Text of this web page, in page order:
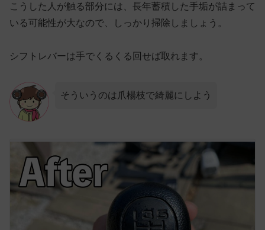
こうした人が触る部分には、長年蓄積した手垢が詰まって
いる可能性が大なので、しっかり掃除しましょう。
シフトレバーは手でくるくる回せば取れます。
そういうのは爪楊枝で綺麗にしよう